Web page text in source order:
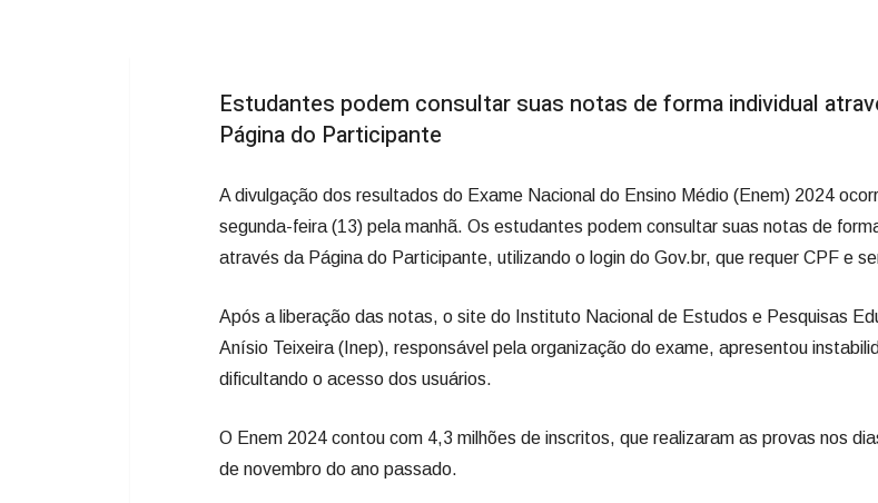
Estudantes podem consultar suas notas de forma individual
Página do Participante
A divulgação dos resultados do Exame Nacional do Ensino Médio (Enem) 2024
segunda-feira (13) pela manhã. Os estudantes podem consultar suas notas de
através da Página do Participante, utilizando o login do Gov.br, que requer CPF e
Após a liberação das notas, o site do Instituto Nacional de Estudos e Pesquisas
Anísio Teixeira (Inep), responsável pela organização do exame, apresentou
dificultando o acesso dos usuários.
O Enem 2024 contou com 4,3 milhões de inscritos, que realizaram as provas nos
de novembro do ano passado.